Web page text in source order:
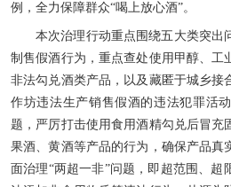
例，全力保障群众“喝上放心酒”。
本次治理行动重点围绕五大类突出
制售假酒行为，重点查处使用甲醇、工
非法勾兑酒类产品，以及藏匿于城乡接
作坊违法生产销售假酒的违法犯罪活
题，严厉打击使用食用酒精勾兑后冒充
果酒、黄酒等产品的行为，确保产品真
面治理“两超一非”问题，即超范围、超